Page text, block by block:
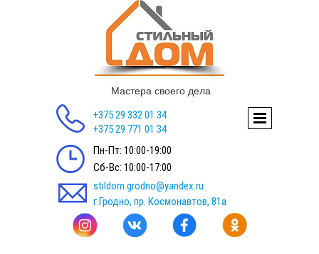
Мастера своего дела
Пн-Пт: 10:00-19:00
Сб-Вс: 10:00-17:00
stildom.grodno@yandex.ru
+375 29 332 01 34
г.Гродно, пр. Космонавтов, 81а
+375 29 771 01 34